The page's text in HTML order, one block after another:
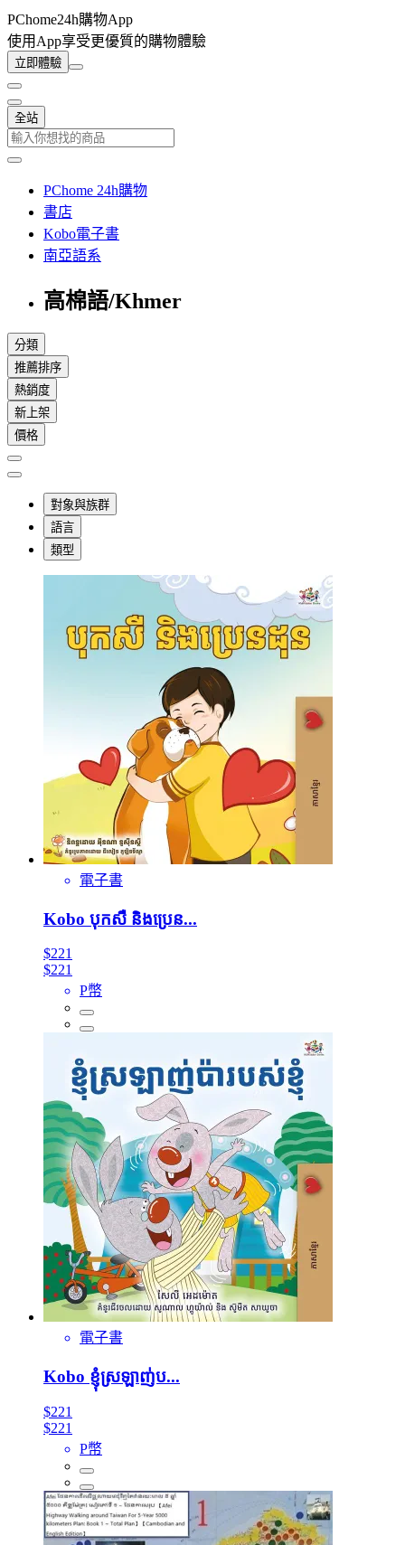
PChome24h購物App
使用App享受更優質的購物體驗
立即體驗
全站
PChome 24h購物
書店
Kobo電子書
南亞語系
高棉語/Khmer
分類
推薦排序
熱銷度
新上架
價格
對象與族群
語言
類型
電子書
Kobo បុកសឺ និងប្រេន...
$221
$221
P幣
電子書
Kobo ខ្ញុំស្រឡាញ់ប...
$221
$221
P幣